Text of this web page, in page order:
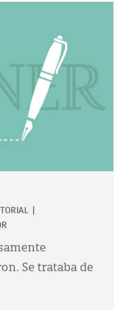
Se trataba de